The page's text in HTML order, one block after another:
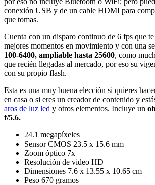
conexión USB y de un cable HDMI para
que tomas.
Cuenta con un disparo continuo de 6 fps que
mejores momentos en movimiento y con una
100-6400, ampliable hasta 25600, como
que recién llegadas al mercado, por eso su
con su propio flash.
Esta es una muy buena elección si quieres
en casa o si eres un creador de contenido y
aros de luz led y otros elementos. Incluye un
f/5.6.
24.1 megapíxeles
Sensor CMOS 23.5 x 15.6 mm
Zoom óptico 7x
Resolución de video HD
Dimensiones 7.6 x 13.55 x 10.65 cm
Peso 670 gramos